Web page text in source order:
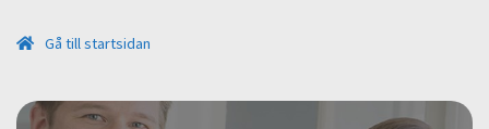
Gå till startsidan